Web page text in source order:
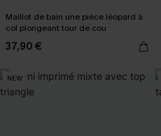
Maillot de bain une pièce léopard à
col plongeant tour de cou
37,90 €
NEW